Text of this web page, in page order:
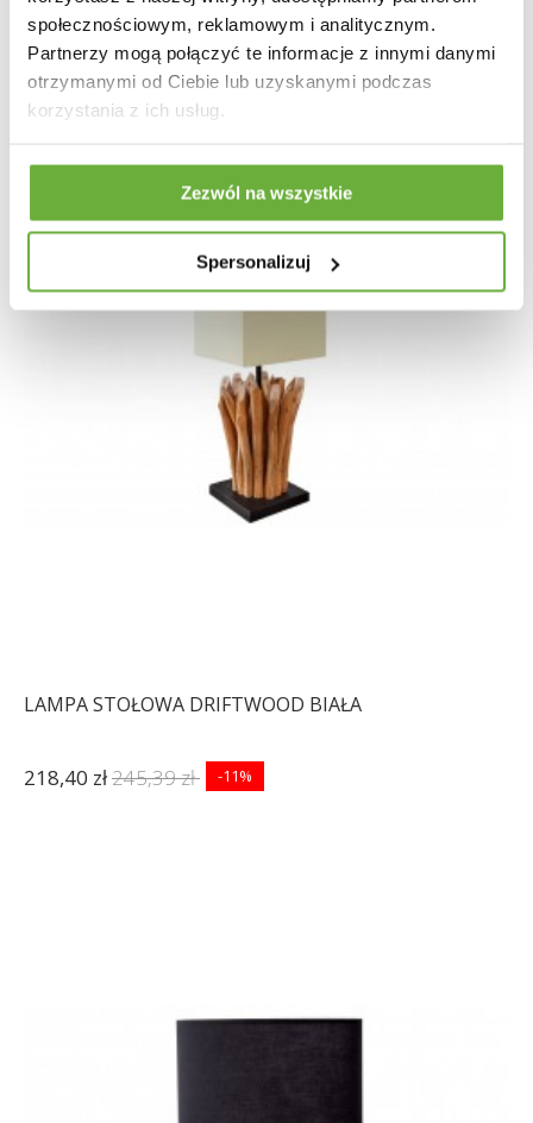
społecznościowym, reklamowym i analitycznym.
Partnerzy mogą połączyć te informacje z innymi danymi
otrzymanymi od Ciebie lub uzyskanymi podczas
korzystania z ich usług.
Zezwól na wszystkie
Spersonalizuj
LAMPA STOŁOWA DRIFTWOOD BIAŁA
218,40 zł245,39 zł -11%